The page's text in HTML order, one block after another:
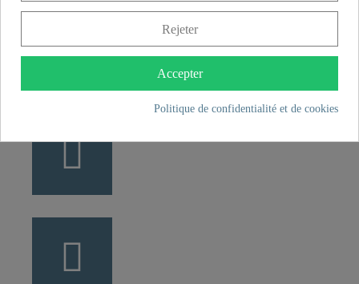
+49 5407 8707 777
Rejeter
Accepter
Politique de confidentialité et de cookies